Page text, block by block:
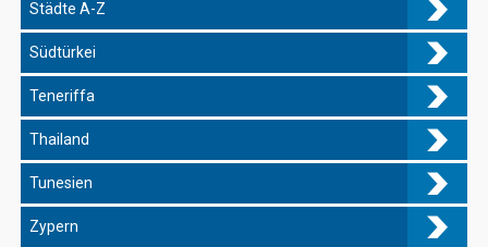
Städte A-Z
Südtürkei
Teneriffa
Thailand
Tunesien
Zypern